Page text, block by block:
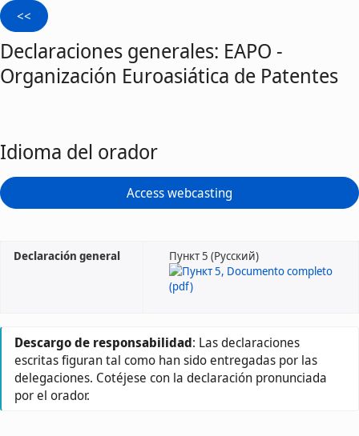
Declaraciones generales: EAPO -
Organización Euroasiática de Patentes
Idioma del orador
Access webcasting
Declaración general Пункт 5 (Русский)
Descargo de responsabilidad: Las declaraciones
escritas figuran tal como han sido entregadas por las
delegaciones. Cotéjese con la declaración pronunciada
por el orador.